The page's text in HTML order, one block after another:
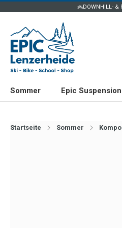
DOWNHILL- &
Sommer Epic Suspension
Startseite Sommer